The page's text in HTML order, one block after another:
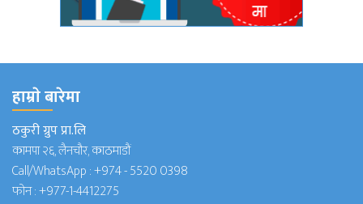
हाम्राे बारेमा
ठकुरी ग्रुप प्रा.लि
कामपा २६, लैनचौर, काठमाडौं
Call/WhatsApp :+974 - 5520 0398
फोन :+977-1-4412275